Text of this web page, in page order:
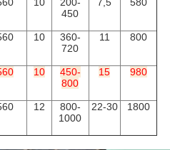
10
200-
450
7,5 580
10
360-
720
11 800
10
450-
800
15 980
12
800-
1000
22-30 1800